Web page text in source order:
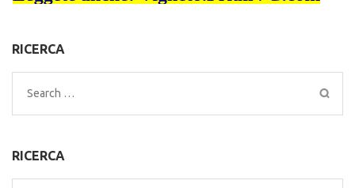
RICERCA
Search
for:
RICERCA